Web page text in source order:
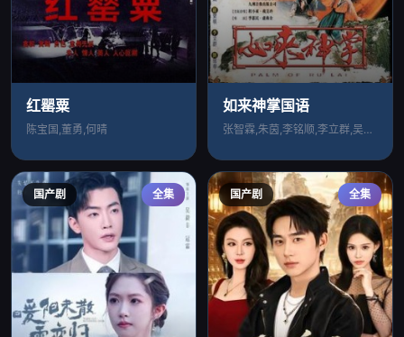
红罂粟
陈宝国,董勇,何晴
如来神掌国语
张智霖,朱茵,李铭顺,李立群,吴佳尼,陈
国产剧 全集 国产剧 全集